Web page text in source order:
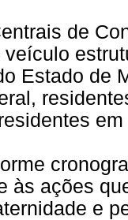
de
Estado de
às ações
e